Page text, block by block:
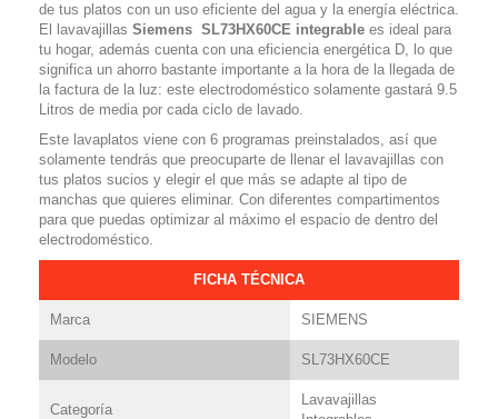
de tus platos con un uso eficiente del agua y la energía eléctrica.
El lavavajillas Siemens SL73HX60CE integrable es ideal para
tu hogar, además cuenta con una eficiencia energética D, lo que
significa un ahorro bastante importante a la hora de la llegada de
la factura de la luz: este electrodoméstico solamente gastará 9.5
Litros de media por cada ciclo de lavado.
Este lavaplatos viene con 6 programas preinstalados, así que
solamente tendrás que preocuparte de llenar el lavavajillas con
tus platos sucios y elegir el que más se adapte al tipo de
manchas que quieres eliminar. Con diferentes compartimentos
para que puedas optimizar al máximo el espacio de dentro del
electrodoméstico.
FICHA TÉCNICA
Marca SIEMENS
Modelo SL73HX60CE
Categoría
Lavavajillas